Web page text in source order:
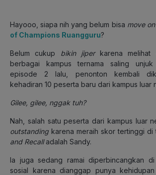
Hayooo, siapa nih yang belum bisa move on
of Champions Ruangguru?
Belum cukup bikin jiper karena
berbagai kampus ternama saling
episode 2 lalu, penonton kembali
kehadiran 10 peserta baru dari kampus luar
Gilee, gilee, nggak tuh?
Nah, salah satu peserta dari kampus luar
outstanding karena meraih skor tertinggi di
and Recalladalah Sandy.
Ia juga sedang ramai diperbincangkan
sosial karena dianggap punya